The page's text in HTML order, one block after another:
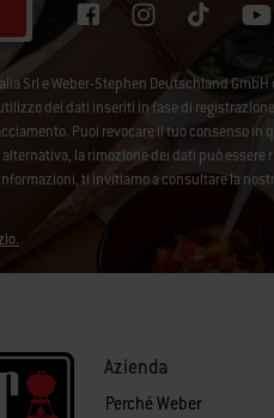
Srl e Weber-Stephen Deutschland
dei dati inseriti in fase di
Puoi revocare il tuo consenso in
alternativa, la rimozione dei dati può
ti invitiamo a consultare la
Azienda
Perché Weber